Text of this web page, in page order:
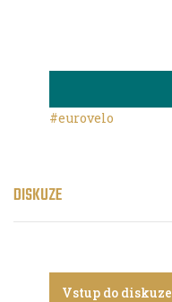
#eurovelo
DISKUZE
Vstup do diskuze